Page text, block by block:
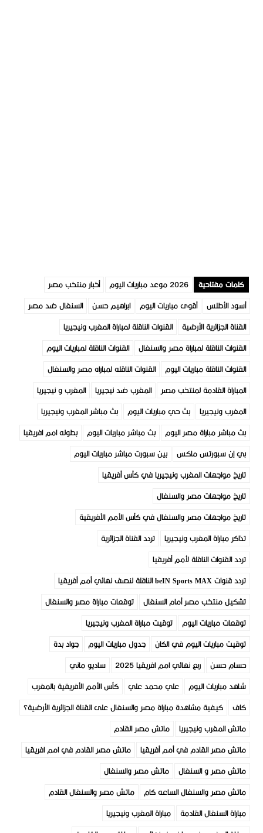
كلمات مفتاحية 2026 موعد مباريات اليوم
أخبار منتخب مصر
أسود الأطلس
أقوى مباريات اليوم ابراهيم حسن
السنغال ضد مصر
القناة الجزائرية الأرضية
القنوات الناقلة لمباراة المغرب ونيجيريا
القنوات الناقلة لمباراة مصر والسنغال
القنوات الناقلة لمباريات اليوم
القنوات الناقلة مباريات اليوم
القنوات الناقله لمباراه مصر والسنغال
المباراة القادمة لمنتخب مصر
المغرب ضد نيجيريا
المغرب و نيجيريا
المغرب ونيجيريا
بث حي مباريات اليوم
بث مباشر المغرب ونيجيريا
بث مباشر مباراة مصر اليوم
بث مباشر مباريات اليوم
بطوله امم افريقيا
بي إن سبورتس ماكس
بين سبورت مباشر مباريات اليوم
تاريخ مواجهات المغرب ونيجيريا في كأس أفريقيا
تاريخ مواجهات مصر والسنغال
تاريخ مواجهات مصر والسنغال في كأس الأمم الأفريقية
تذاكر مباراة المغرب ونيجيريا
تردد القناة الجزائرية
تردد القنوات الناقلة لأمم أفريقيا
تردد قنوات beIN Sports MAX الناقلة لنصف نهائي أمم أفريقيا
تشكيل منتخب مصر أمام السنغال
توقعات مباراة مصر والسنغال
توقعات مباريات اليوم
توقيت مباراة المغرب ونيجيريا
توقيت مباريات اليوم في الكان
جدول مباريات اليوم
جواد بدة
حسام حسن
ربع نهائي امم افريقيا 2025
ساديو ماني
شاهد مباريات اليوم
علي محمد علي
كأس الأمم الأفريقية بالمغرب
كاف
كيفية مشاهدة مباراة مصر والسنغال على القناة الجزائرية الأرضية؟
ماتش المغرب ونيجيريا
ماتش مصر القادم
ماتش مصر القادم في أمم أفريقيا
ماتش مصر القادم في امم افريقيا
ماتش مصر و السنغال
ماتش مصر والسنغال
ماتش مصر والسنغال الساعه كام
ماتش مصر والسنغال القادم
مباراة السنغال القادمة
مباراة المغرب ونيجيريا